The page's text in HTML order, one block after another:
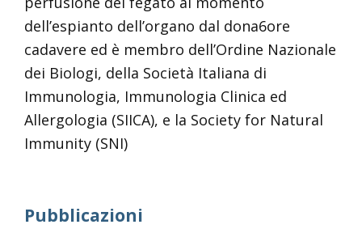
dell’espianto dell’organo dal dona6ore
cadavere ed è membro dell’Ordine Nazionale
dei Biologi, della Società Italiana di
Immunologia, Immunologia Clinica ed
Allergologia (SIICA), e la Society for Natural
Immunity (SNI)
Pubblicazioni